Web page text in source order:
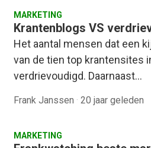
MARKETING
Krantenblogs VS
Het aantal mensen dat een
van de tien top krantensites
verdrievoudigd. Daarnaast…
Frank Janssen · 20 jaar geleden
MARKETING